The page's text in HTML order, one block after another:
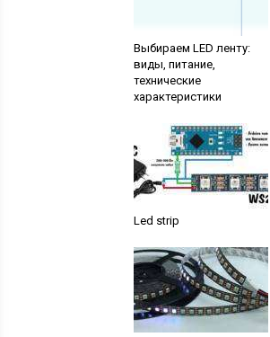
Выбираем LED ленту:
виды, питание,
технические
характеристики
Led strip